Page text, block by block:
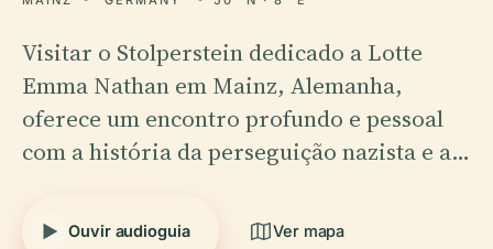
Visitar o Stolperstein dedicado a Lotte
Emma Nathan em Mainz, Alemanha,
oferece um encontro profundo e pessoal
com a história da perseguição nazista e a…
Ouvir audioguia Ver mapa